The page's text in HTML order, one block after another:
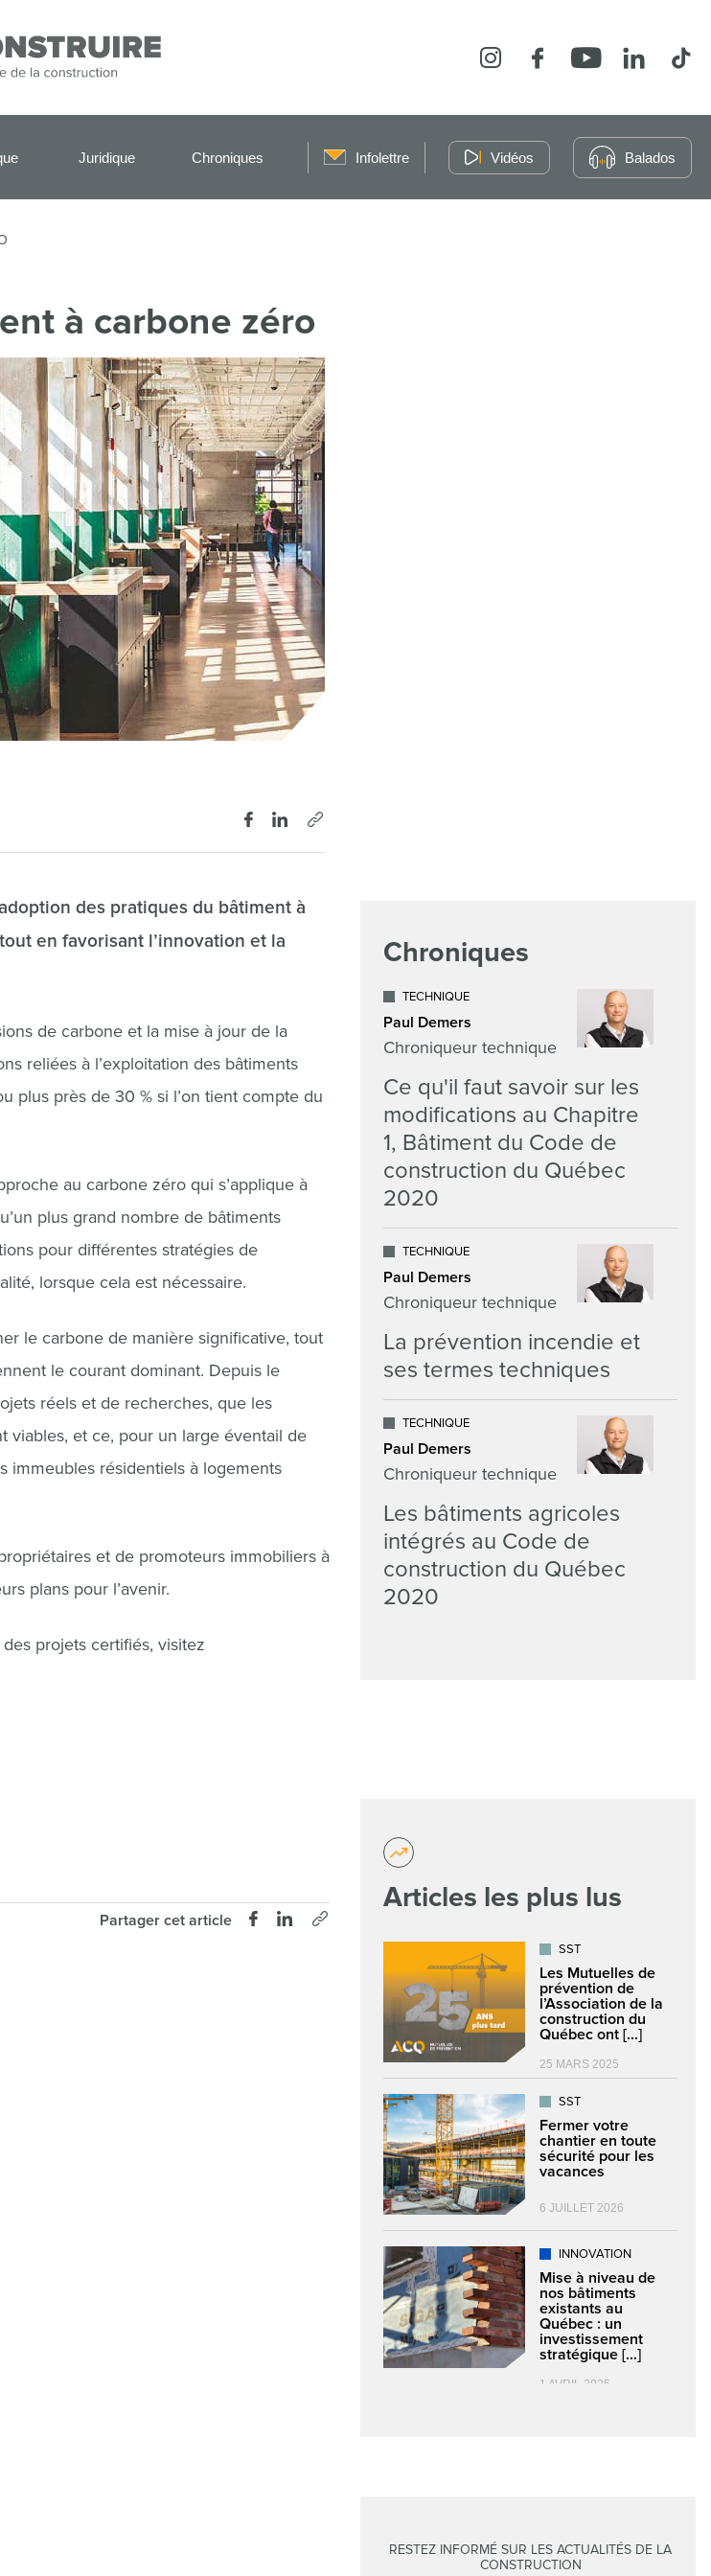
InstagramFacebookYouTubeLinkedIn
Juridique Chroniques Infolettre Vidéos Balados
à carbone zéro
des pratiques du bâtiment à
en favorisant l’innovation et la
de carbone et la mise à jour de la
reliées à l’exploitation des bâtiments
plus près de 30 % si l’on tient compte du
au carbone zéro qui s’applique à
plus grand nombre de bâtiments
pour différentes stratégies de
lorsque cela est nécessaire.
le carbone de manière significative, tout
le courant dominant. Depuis le
réels et de recherches, que les
viables, et ce, pour un large éventail de
immeubles résidentiels à logements
et de promoteurs immobiliers à
plans pour l’avenir.
projets certifiés, visitez
Partager cet article
Chroniques
TECHNIQUE
Paul Demers
Chroniqueur technique
Ce qu'il faut savoir sur les
modifications au Chapitre
1, Bâtiment du Code de
construction du Québec
2020
TECHNIQUE
Paul Demers
Chroniqueur technique
La prévention incendie et
ses termes techniques
TECHNIQUE
Paul Demers
Chroniqueur technique
Les bâtiments agricoles
intégrés au Code de
construction du Québec
2020
Articles les plus lus
SST
Les Mutuelles de
prévention de
l’Association de la
construction du
Québec ont [...]
25 MARS 2025
SST
Fermer votre
chantier en toute
sécurité pour les
vacances
6 JUILLET 2026
INNOVATION
Mise à niveau de
nos bâtiments
existants au
Québec : un
investissement
stratégique [...]
1 AVRIL 2025
RESTEZ INFORMÉ SUR LES ACTUALITÉS DE LA
CONSTRUCTION